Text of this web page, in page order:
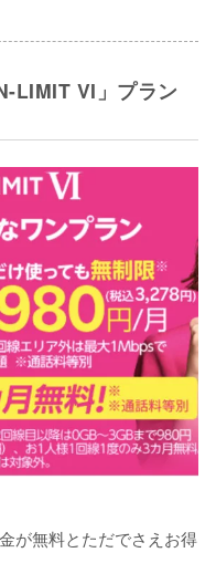
LIMIT VI」プラン
が無料とただでさえお得